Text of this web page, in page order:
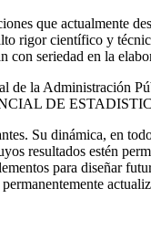
que actualmente
rigor científico y
con seriedad en la
de la Administración
DE
Su dinámica, en
resultados estén
para diseñar